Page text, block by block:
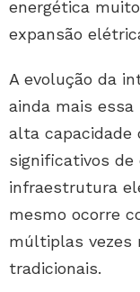
energética
expansão
A evolução da
ainda mais
alta capacidade
significativos de
infraestrutura
mesmo ocorre
múltiplas vezes
tradicionais.